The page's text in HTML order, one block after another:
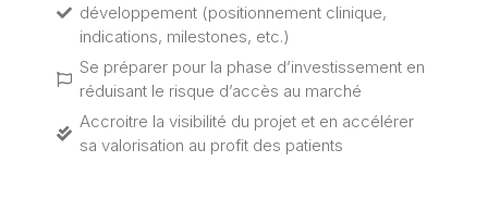
développement (positionnement clinique,
indications, milestones, etc.)
Se préparer pour la phase d’investissement en
réduisant le risque d’accès au marché
Accroitre la visibilité du projet et en accélérer
sa valorisation au profit des patients